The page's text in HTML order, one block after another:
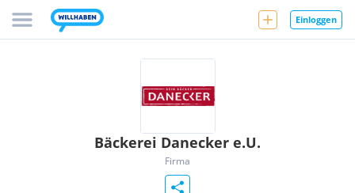
Einloggen
Bäckerei Danecker e.U.
Firma